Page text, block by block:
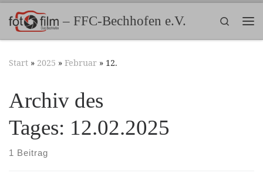
Zum Inhalt springen– FFC-Bechhofen e.V.
Search
Start » 2025 » Februar » 12.
Archiv des
Tages: 12.02.2025
1 Beitrag